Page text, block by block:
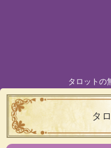
タロットの
タ